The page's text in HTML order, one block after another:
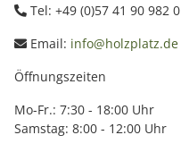
Tel: +49 (0)57 41 90 982 0
Email: info@holzplatz.de
Öffnungszeiten
Mo-Fr.: 7:30 - 18:00 Uhr
Samstag: 8:00 - 12:00 Uhr